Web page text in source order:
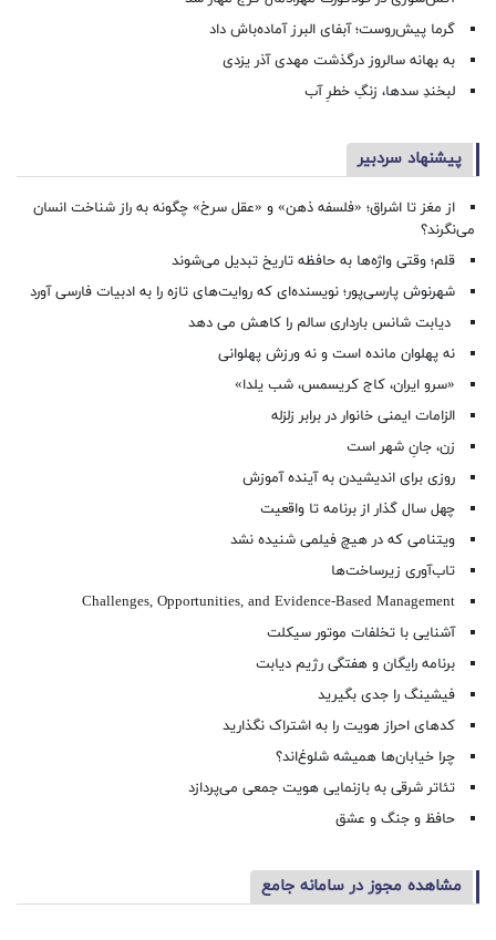
گرما پیش‌روست؛ آبفای البرز آماده‌باش داد
به بهانه سالروز درگذشت مهدی آذر یزدی
لبخندِ سدها، زنگِ خطرِ آب
پیشنهاد سردبیر
از مغز تا اشراق؛ «فلسفه ذهن» و «عقل سرخ» چگونه به راز شناخت انسان
می‌نگرند؟
قلم؛ وقتی واژه‌ها به حافظه تاریخ تبدیل می‌شوند
شهرنوش پارسی‌پور؛ نویسنده‌ای که روایت‌های تازه را به ادبیات فارسی آورد
دیابت شانس بارداری سالم را کاهش می دهد
نه پهلوان مانده است و نه ورزش پهلوانی
«سرو ایران، کاج کریسمس، شب یلدا»
الزامات ایمنی خانوار در برابر زلزله
زن، جانِ شهر است
روزی برای اندیشیدن به آینده آموزش
چهل سال گذار از برنامه تا واقعیت
ویتنامی که در هیچ فیلمی شنیده نشد
تاب‌آوری زیرساخت‌ها
Challenges, Opportunities, and Evidence-Based Management
آشنایی با تخلفات موتور سیکلت
برنامه رایگان و هفتگی رژیم دیابت
فیشینگ را جدی بگیرید
کدهای احراز هویت را به اشتراک نگذارید
چرا خیابان‌ها همیشه شلوغ‌اند؟
تئاتر شرقی به بازنمایی هویت جمعی می‌پردازد
حافظ و جنگ و عشق
مشاهده مجوز در سامانه جامع